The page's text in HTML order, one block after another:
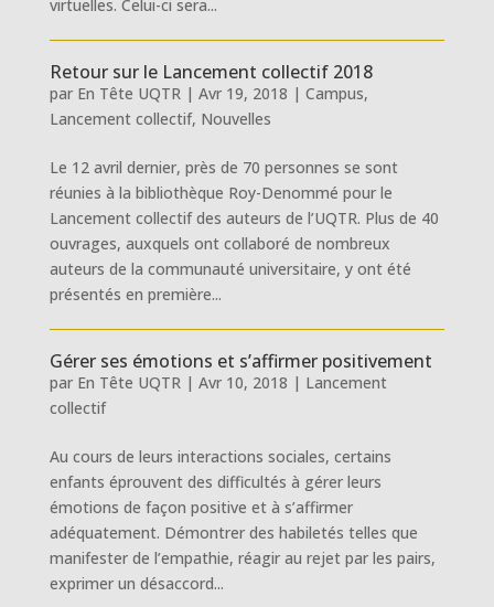
virtuelles. Celui-ci sera...
Retour sur le Lancement collectif 2018
par En Tête UQTR| Avr 19, 2018 | Campus,
Lancement collectif, Nouvelles
Le 12 avril dernier, près de 70 personnes se sont
réunies à la bibliothèque Roy-Denommé pour le
Lancement collectif des auteurs de l’UQTR. Plus de 40
ouvrages, auxquels ont collaboré de nombreux
auteurs de la communauté universitaire, y ont été
présentés en première...
Gérer ses émotions et s’affirmer positivement
par En Tête UQTR| Avr 10, 2018 | Lancement
collectif
Au cours de leurs interactions sociales, certains
enfants éprouvent des difficultés à gérer leurs
émotions de façon positive et à s’affirmer
adéquatement. Démontrer des habiletés telles que
manifester de l’empathie, réagir au rejet par les pairs,
exprimer un désaccord...